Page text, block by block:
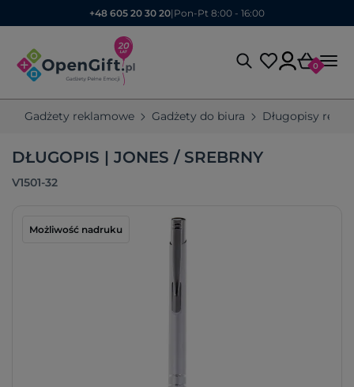
+48 605 20 30 20| Pon-Pt 8:00 - 16:00
0
Gadżety reklamowe Gadżety do biura Długopisy
DŁUGOPIS | JONES / SREBRNY
V1501-32
Możliwość nadruku